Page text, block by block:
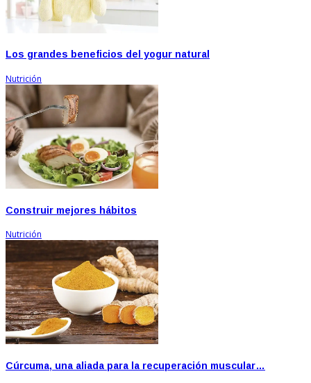
Los grandes beneficios del yogur natural
Nutrición
Construir mejores hábitos
Nutrición
Cúrcuma, una aliada para la recuperación muscular…